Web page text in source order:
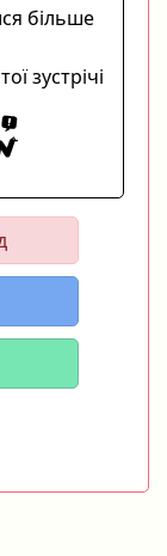
більше
зустрічі